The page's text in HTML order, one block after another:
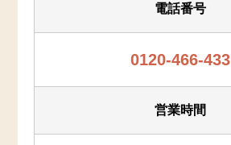
電話番号
0120-466-433
営業時間